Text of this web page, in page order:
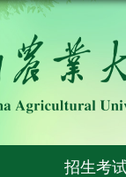
招生考